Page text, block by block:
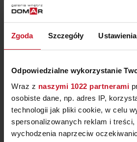
Zgoda Szczegóły
Odpowiedzialne wykorzystanie
Wraz z naszymi 1022 partnerami
osobiste dane, np. adres IP,
technologii jak pliki cookie, w celu
spersonalizowanych reklam i
wychodzenia naprzeciw
LAMPA
LANTADA
899,90 ZŁ